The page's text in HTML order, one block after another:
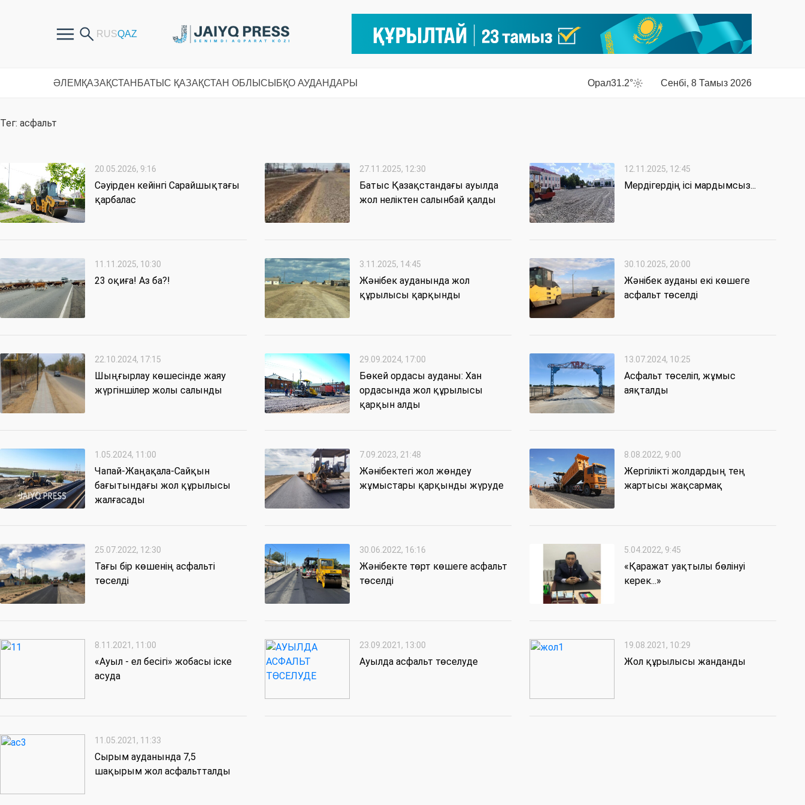
ӘЛЕМ ҚАЗАҚСТАН БАТЫС ҚАЗАҚСТАН ОБЛЫСЫ БҚО АУДАНДАРЫ Орал31.2° Сенбі, 8 Тамыз 2026
Тег: асфальт
20.05.2026, 9:16
Сәуірден кейінгі Сарайшықтағы
қарбалас
27.11.2025, 12:30
Батыс Қазақстандағы ауылда
жол неліктен салынбай қалды
12.11.2025, 12:45
Мердігердің ісі мардымсыз...
11.11.2025, 10:30
23 оқиға! Аз ба?!
3.11.2025, 14:45
Жәнібек ауданында жол
құрылысы қарқынды
30.10.2025, 20:00
Жәнібек ауданы екі көшеге
асфальт төселді
22.10.2024, 17:15
Шыңғырлау көшесінде жаяу
жүргіншілер жолы салынды
29.09.2024, 17:00
Бөкей ордасы ауданы: Хан
ордасында жол құрылысы
қарқын алды
13.07.2024, 10:25
Асфальт төселіп, жұмыс
аяқталды
1.05.2024, 11:00
Чапай-Жаңақала-Сайқын
бағытындағы жол құрылысы
жалғасады
7.09.2023, 21:48
Жәнібектегі жол жөндеу
жұмыстары қарқынды жүруде
8.08.2022, 9:00
Жергілікті жолдардың тең
жартысы жақсармақ
25.07.2022, 12:30
Тағы бір көшенің асфальті
төселді
30.06.2022, 16:16
Жәнібекте төрт көшеге асфальт
төселді
5.04.2022, 9:45
«Қаражат уақтылы бөлінуі
керек...»
8.11.2021, 11:00
«Ауыл - ел бесігі» жобасы іске
асуда
23.09.2021, 13:00
Ауылда асфальт төселуде
19.08.2021, 10:29
Жол құрылысы жанданды
11.05.2021, 11:33
Сырым ауданында 7,5
шақырым жол асфальтталды